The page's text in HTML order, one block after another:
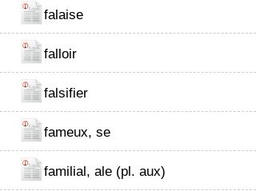
falaise
falloir
falsifier
fameux, se
familial, ale (pl. aux)